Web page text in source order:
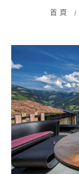
前
首頁